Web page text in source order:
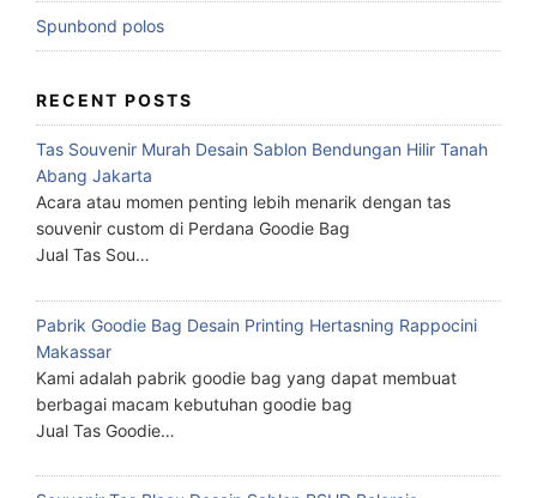
Spunbond polos
RECENT POSTS
Tas Souvenir Murah Desain Sablon Bendungan Hilir Tanah
Abang Jakarta
Acara atau momen penting lebih menarik dengan tas
souvenir custom di Perdana Goodie Bag
Jual Tas Sou…
Pabrik Goodie Bag Desain Printing Hertasning Rappocini
Makassar
Kami adalah pabrik goodie bag yang dapat membuat
berbagai macam kebutuhan goodie bag
Jual Tas Goodie…